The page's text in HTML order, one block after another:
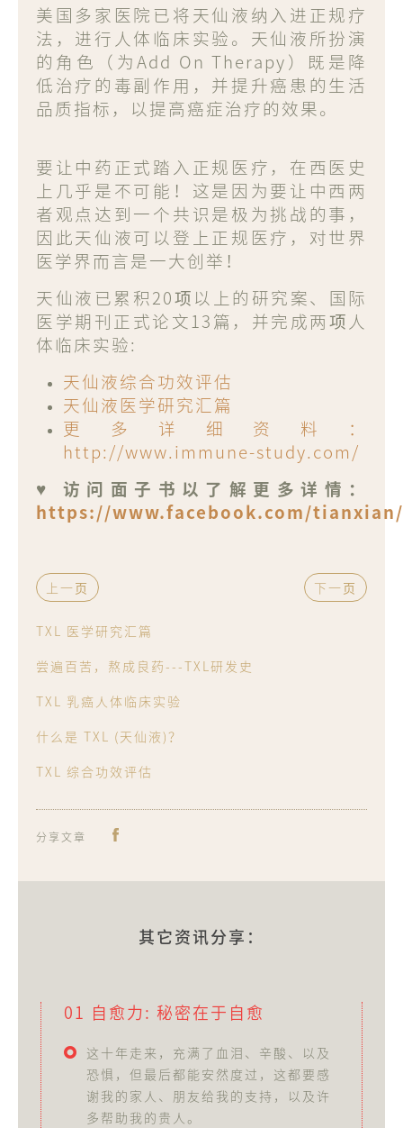
美国多家医院已将天仙液纳入进正规疗
法，进行人体临床实验。天仙液所扮演
的角色（为Add On Therapy）既是降
低治疗的毒副作用，并提升癌患的生活
品质指标，以提高癌症治疗的效果。
要让中药正式踏入正规医疗，在西医史
上几乎是不可能！这是因为要让中西两
者观点达到一个共识是极为挑战的事，
因此天仙液可以登上正规医疗，对世界
医学界而言是一大创举！
天仙液已累积20项以上的研究案、国际
医学期刊正式论文13篇，并完成两项人
体临床实验:
天仙液综合功效评估
天仙液医学研究汇篇
更多详细资料：
http://www.immune-study.com/
♥ 访问面子书以了解更多详情：
https://www.facebook.com/tianxian/
上一页 下一页
TXL 医学研究汇篇
尝遍百苦，熬成良药---TXL研发史
TXL 乳癌人体临床实验
什么是 TXL (天仙液)？
TXL 综合功效评估
分享文章
其它资讯分享：
01 自愈力: 秘密在于自愈
这十年走来，充满了血泪、辛酸、以及
恐惧，但最后都能安然度过，这都要感
谢我的家人、朋友给我的支持，以及许
多帮助我的贵人。